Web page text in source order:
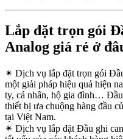
Lắp đặt trọn gói
Analog giá rẻ ở
✴ Dịch vụ lắp đặt trọn gói
một giải pháp hiệu quả hiện
ty, cá nhân, hộ gia đình…
thiết bị ưa chuộng hàng đầu
tại Việt Nam.
✴ Dịch vụ lắp đặt Đầu ghi